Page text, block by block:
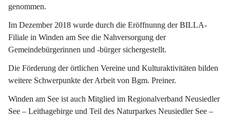
genommen.
Im Dezember 2018 wurde durch die Eröffnunng der BILLA-
Filiale in Winden am See die Nahversorgung der
Gemeindebürgerinnen und -bürger sichergestellt.
Die Förderung der örtlichen Vereine und Kulturaktivitäten bilden
weitere Schwerpunkte der Arbeit von Bgm. Preiner.
Winden am See ist auch Mitglied im Regionalverband Neusiedler
See – Leithagebirge und Teil des Naturparkes Neusiedler See –